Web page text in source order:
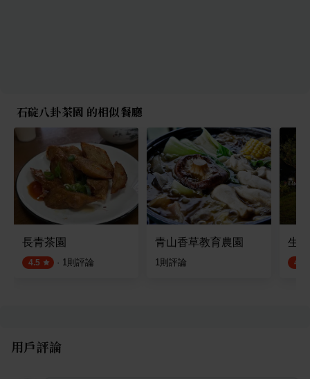
石碇八卦茶園 的相似餐廳
長青茶園
4.5 · 1則評論
青山香草教育農園
1則評論
生
4.5
用戶評論